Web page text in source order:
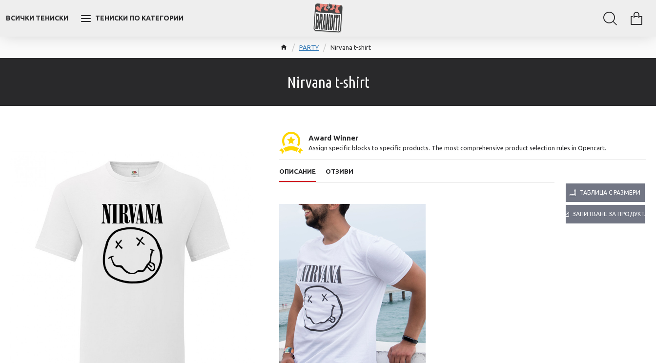
ВСИЧКИ ТЕНИСКИ ТЕНИСКИ ПО КАТЕГОРИИ
PARTY Nirvana t-shirt
Nirvana t-shirt
ОПИСАНИЕ ОТЗИВИ
ТАБЛИЦА С РАЗМЕРИ
ЗАПИТВАНЕ ЗА ПРОДУКТА
Award Winner
Assign specific blocks to specific products. The most comprehensive product selection rules in Opencart.